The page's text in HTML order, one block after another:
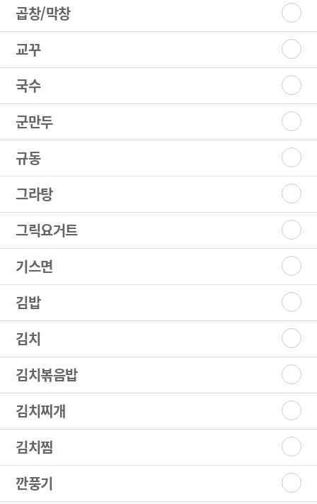
곱창/막창
교꾸
국수
군만두
규동
그라탕
그릭요거트
기스면
김밥
김치
김치볶음밥
김치찌개
김치찜
깐풍기